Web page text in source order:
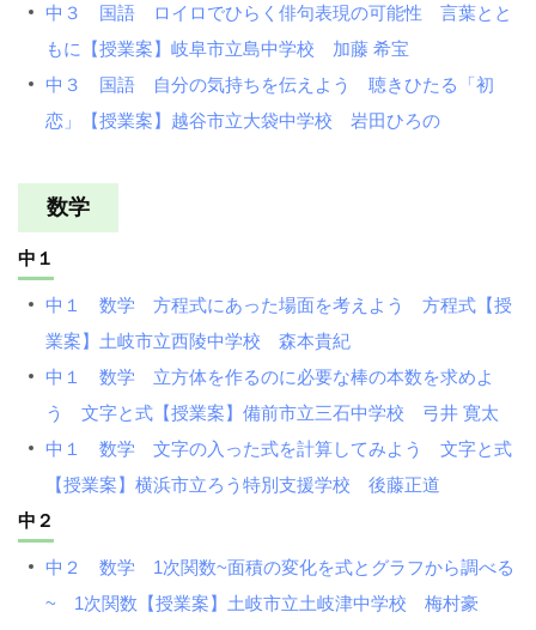
中３ 国語 ロイロでひらく俳句表現の可能性 言葉とと
もに【授業案】岐阜市立島中学校 加藤 希宝
中３ 国語 自分の気持ちを伝えよう 聴きひたる「初
恋」【授業案】越谷市立大袋中学校 岩田ひろの
数学
中１
中１ 数学 方程式にあった場面を考えよう 方程式【授
業案】土岐市立西陵中学校 森本貴紀
中１ 数学 立方体を作るのに必要な棒の本数を求めよ
う 文字と式【授業案】備前市立三石中学校 弓井 寛太
中１ 数学 文字の入った式を計算してみよう 文字と式
【授業案】横浜市立ろう特別支援学校 後藤正道
中２
中２ 数学 1次関数~面積の変化を式とグラフから調べる
~ 1次関数【授業案】土岐市立土岐津中学校 梅村豪